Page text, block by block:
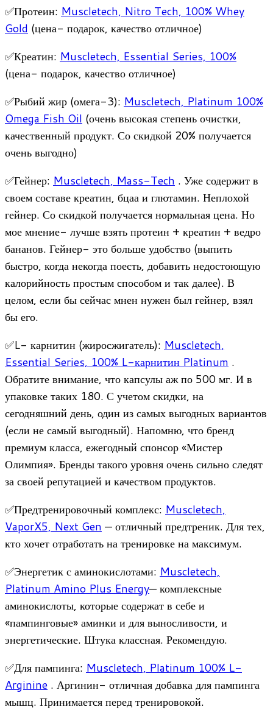
✅Протеин: Muscletech, Nitro Tech, 100% Whey
Gold (цена- подарок, качество отличное)
✅Креатин: Muscletech, Essential Series, 100%
(цена- подарок, качество отличное)
✅Рыбий жир (омега-3): Muscletech, Platinum 100%
Omega Fish Oil (очень высокая степень очистки,
качественный продукт. Со скидкой 20% получается
очень выгодно)
✅Гейнер: Muscletech, Mass-Tech . Уже содержит в
своем составе креатин, бцаа и глютамин. Неплохой
гейнер. Со скидкой получается нормальная цена. Но
мое мнение- лучше взять протеин + креатин + ведро
бананов. Гейнер- это больше удобство (выпить
быстро, когда некогда поесть, добавить недостоющую
калорийность простым способом и так далее). В
целом, если бы сейчас мнен нужен был гейнер, взял
бы его.
✅L- карнитин (жиросжигатель): Muscletech,
Essential Series, 100% L-карнитин Platinum .
Обратите внимание, что капсулы аж по 500 мг. И в
упаковке таких 180. С учетом скидки, на
сегодняшний день, один из самых выгодных вариантов
(если не самый выгодный). Напомню, что бренд
премиум класса, ежегодный спонсор «Мистер
Олимпия». Бренды такого уровня очень сильно следят
за своей репутацией и качеством продуктов.
✅Предтренировочный комплекс: Muscletech,
VaporX5, Next Gen — отличный предтреник. Для тех,
кто хочет отработать на тренировке на максимум.
✅Энергетик с аминокислотами: Muscletech,
Platinum Amino Plus Energy— комплексные
аминокислоты, которые содержат в себе и
«пампинговые» аминки и для выносливости, и
энергетические. Штука классная. Рекомендую.
✅Для пампинга: Muscletech, Platinum 100% L-
Arginine . Аргинин- отличная добавка для пампинга
мышц. Принимается перед тренировокой.